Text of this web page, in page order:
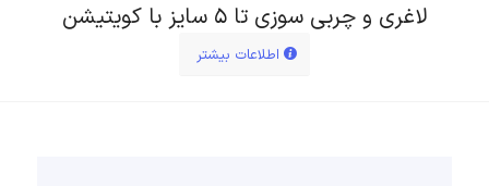
لاغری و چربی سوزی تا ۵ سایز با کویتیشن
اطلاعات بیشتر